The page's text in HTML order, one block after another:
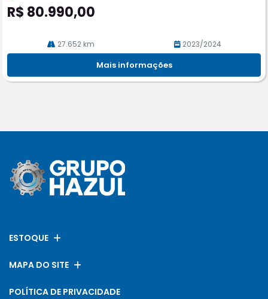
R$ 80.990,00
27.652 km 2023/2024
Mais informações
ESTOQUE
MAPA DO SITE
POLÍTICA DE PRIVACIDADE